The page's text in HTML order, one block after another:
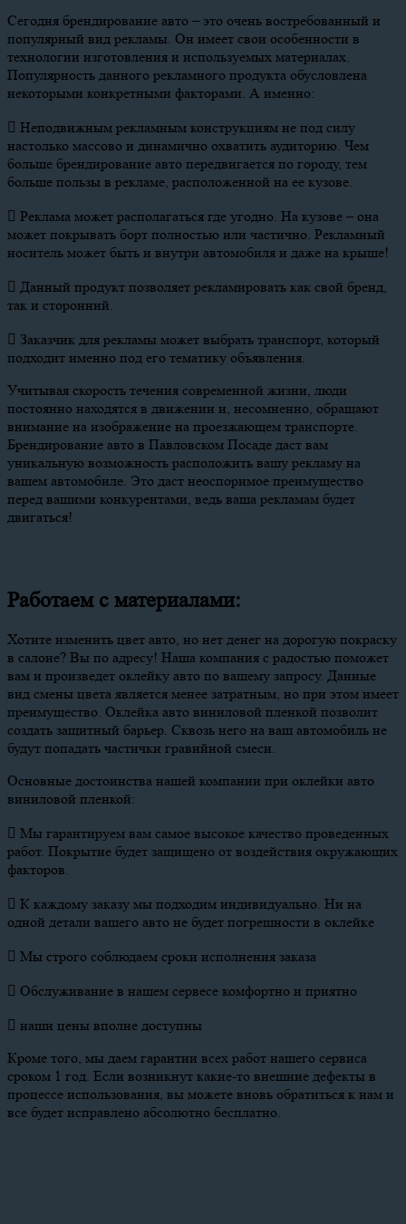
Сегодня брендирование авто – это очень востребованный и
популярный вид рекламы. Он имеет свои особенности в
технологии изготовления и используемых материалах.
Популярность данного рекламного продукта обусловлена
некоторыми конкретными факторами. А именно:
 Неподвижным рекламным конструкциям не под силу
настолько массово и динамично охватить аудиторию. Чем
больше брендирование авто передвигается по городу, тем
больше пользы в рекламе, расположенной на ее кузове.
 Реклама может располагаться где угодно. На кузове – она
может покрывать борт полностью или частично. Рекламный
носитель может быть и внутри автомобиля и даже на крыше!
 Данный продукт позволяет рекламировать как свой бренд,
так и сторонний.
 Заказчик для рекламы может выбрать транспорт, который
подходит именно под его тематику объявления.
Учитывая скорость течения современной жизни, люди
постоянно находятся в движении и, несомненно, обращают
внимание на изображение на проезжающем транспорте.
Брендирование авто в Павловском Посаде даст вам
уникальную возможность расположить вашу рекламу на
вашем автомобиле. Это даст неоспоримое преимущество
перед вашими конкурентами, ведь ваша рекламам будет
двигаться!
Работаем с материалами:
Хотите изменить цвет авто, но нет денег на дорогую покраску
в салоне? Вы по адресу! Наша компания с радостью поможет
вам и произведет оклейку авто по вашему запросу. Данные
вид смены цвета является менее затратным, но при этом имеет
преимущество. Оклейка авто виниловой пленкой позволит
создать защитный барьер. Сквозь него на ваш автомобиль не
будут попадать частички гравийной смеси.
Основные достоинства нашей компании при оклейки авто
виниловой пленкой:
 Мы гарантируем вам самое высокое качество проведенных
работ. Покрытие будет защищено от воздействия окружающих
факторов.
 К каждому заказу мы подходим индивидуально. Ни на
одной детали вашего авто не будет погрешности в оклейке
 Мы строго соблюдаем сроки исполнения заказа
 Обслуживание в нашем сервесе комфортно и приятно
 наши цены вполне доступны
Кроме того, мы даем гарантии всех работ нашего сервиса
сроком 1 год. Если возникнут какие-то внешние дефекты в
процессе использования, вы можете вновь обратиться к нам и
все будет исправлено абсолютно бесплатно.